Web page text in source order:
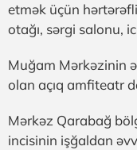
etmək üçün
otağı, sərgi salonu,
Muğam Mərkəzinin
olan açıq amfiteatr
Mərkəz Qarabağ
incisinin işğaldan